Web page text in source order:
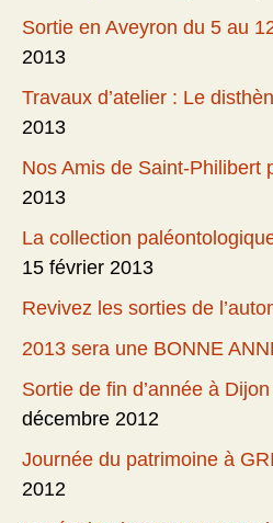
Sortie en Aveyron du 5 au
2013
Travaux d’atelier : Le
2013
Nos Amis de Saint-Philibert
2013
La collection
15 février 2013
Revivez les sorties de
2013 sera une BONNE
Sortie de fin d’année à
décembre 2012
Journée du patrimoine à
2012